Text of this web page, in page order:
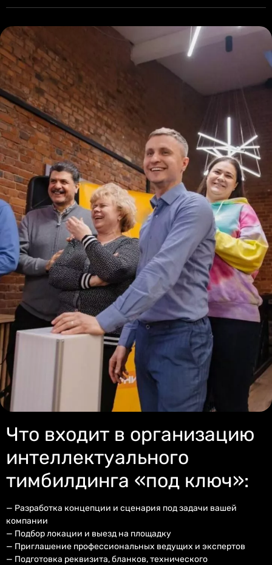
Что входит в организацию
интеллектуального
тимбилдинга «под ключ»:
— Разработка концепции и сценария под задачи вашей
компании
— Подбор локации и выезд на площадку
— Приглашение профессиональных ведущих и экспертов
— Подготовка реквизита, бланков, технического